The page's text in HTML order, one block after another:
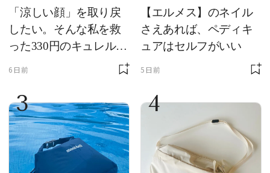
「涼しい顔」を取り戻
したい。そんな私を救
った330円のキュレル名
6日前
【エルメス】のネイル
さえあれば、ペディキ
ュアはセルフがいい
5日前
3 4